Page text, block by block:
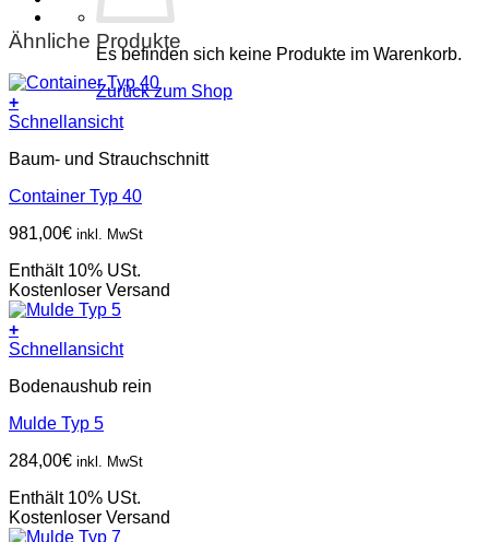
Es befinden sich keine Produkte im Warenkorb.
Zurück zum Shop
Ähnliche Produkte
+
Schnellansicht
Baum- und Strauchschnitt
Container Typ 40
981,00€ inkl. MwSt
Enthält 10% USt.
Kostenloser Versand
+
Schnellansicht
Bodenaushub rein
Mulde Typ 5
284,00€ inkl. MwSt
Enthält 10% USt.
Kostenloser Versand